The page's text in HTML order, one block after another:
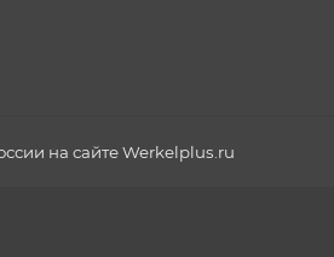
на сайте Werkelplus.ru